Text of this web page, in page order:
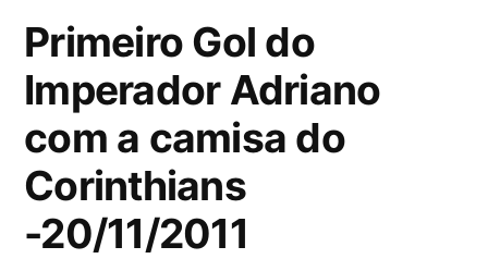
Primeiro Gol do
Imperador Adriano
com a camisa do
Corinthians
-20/11/2011